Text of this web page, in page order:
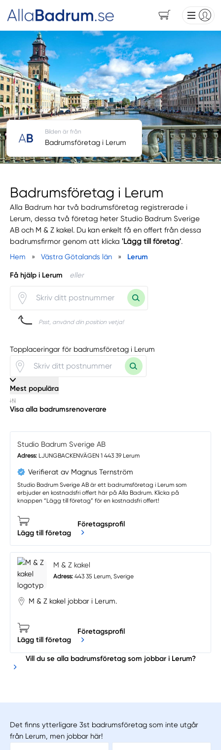
Badrumsföretag i Lerum
Alla Badrum har två badrumsföretag registrerade i
Lerum, dessa två företag heter Studio Badrum Sverige
AB och M & Z kakel. Du kan enkelt få en offert från dessa
badrumsfirmor genom att klicka'Lägg till företag'.
Hem
» Västra Götalands län » Lerum
Få hjälp i Lerum eller
Psst, använd din position vetja!
Bilden är från
Badrumsföretag i Lerum
Topplaceringar för badrumsföretag i Lerum
Mest populära
Visa alla badrumsrenoverare
Studio Badrum Sverige AB
Adress:LJUNGBACKENVÄGEN 1 443 39 Lerum
Verifierat av Magnus Ternström
Studio Badrum Sverige AB är ett badrumsföretag i Lerum som
erbjuder en kostnadsfri offert här på Alla Badrum. Klicka på
knappen “Lägg till företag” för en kostnadsfri offert!
Lägg till företag
Företagsprofil
M & Z kakel
Adress: 443 35 Lerum, Sverige
M & Z kakel jobbar i Lerum.
Lägg till företag
Företagsprofil
Vill du se alla badrumsföretag som jobbar i Lerum?
Det finns ytterligare 3st badrumsföretag som inte utgår
från Lerum, men jobbar här!